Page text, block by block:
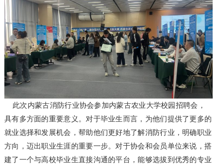
此次内蒙古消防行业协会参加内蒙古农业大学校园招聘会，
具有多方面的重要意义。对于毕业生而言，为他们提供了更多的
就业选择和发展机会，帮助他们更好地了解消防行业，明确职业
方向，迈出职业生涯的重要一步。对于协会和会员单位来说，搭
建了一个与高校毕业生直接沟通的平台，能够选拔到优秀的专业